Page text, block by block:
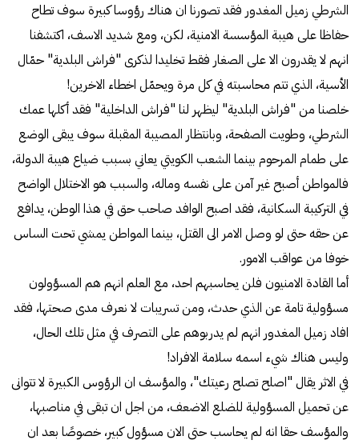
الشرطي زميل المغدور فقد تصورنا ان هناك رؤوسا كبيرة سوف تطاح
حفاظا على هيبة المؤسسة الامنية، لكن، ومع شديد الاسف، اكتشفنا
انهم لا يقدرون الا على الصغار فقط تخليدا لذكرى "فراش البلدية" حمّال
الأسية، الذي تتم محاسبته في كل مرة ويحمّل اخطاء الاخرين!
خلصنا من "فراش البلدية" ليظهر لنا "فراش الداخلية" فقد أكلها عمك
الشرطي، وطويت الصفحة، وبانتظار المصيبة المقبلة سوف يبقى الوضع
على طمام المرحوم بينما الشعب الكويتي يعاني بسبب ضياع هيبة الدولة،
فالمواطن أصبح غير آمن على نفسه وماله، والسبب هو الاختلال الواضح
في التركيبة السكانية، فقد اصبح الوافد صاحب حق في هذا الوطن، يدافع
عن حقه حتى لو وصل الامر الى القتل، بينما المواطن يمشي تحت الساس
خوفا من عواقب الامور.
أما القادة الامنيون فلن يحاسبهم احد، مع العلم انهم هم المسؤولون
مسؤولية تامة عن الذي حدث، ومن تسريبات لا نعرف مدى صحتها، فقد
افاد زميل المغدور انهم لم يدربوهم على التصرف في مثل تلك الحال،
وليس هناك شيء اسمه سلامة الافراد!
في الاثر يقال "اصلح تصلح رعيتك"، والمؤسف ان الرؤوس الكبيرة لا تتوانى
عن تحميل المسؤولية للضلع الاضعف، من اجل ان تبقى في مناصبها،
والمؤسف حقا انه لم يحاسب حتى الان مسؤول كبير، خصوصًا بعد ان